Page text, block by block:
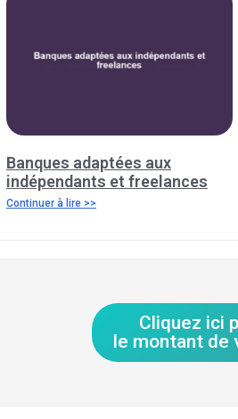
Banques adaptées aux
indépendants et freelances
Continuer à lire >>
Cliquez ici
le montant de